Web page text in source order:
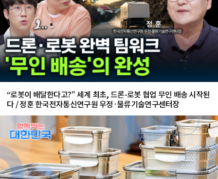
“로봇이 배달한다고?” 세계 최초, 드론-로봇 협업 무인 배송 시작된
다 / 정훈 한국전자통신연구원 우정·물류기술연구센터장